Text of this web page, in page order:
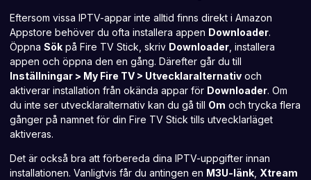
Eftersom vissa IPTV-appar inte alltid finns direkt i Amazon
Appstore behöver du ofta installera appen Downloader.
Öppna Sök på Fire TV Stick, skriv Downloader , installera
appen och öppna den en gång. Därefter går du till
Inställningar > My Fire TV > Utvecklaralternativ och
aktiverar installation från okända appar för Downloader. Om
du inte ser utvecklaralternativ kan du gå till Om och trycka flera
gånger på namnet för din Fire TV Stick tills utvecklarläget
aktiveras.
Det är också bra att förbereda dina IPTV-uppgifter innan
installationen. Vanligtvis får du antingen en M3U-länk, Xtream